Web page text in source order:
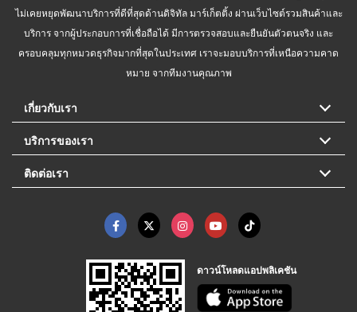
ไม่เคยหยุดพัฒนาบริการที่ดีที่สุดด้านดิจิทัล มาร์เก็ตติ้ง ผ่านเว็บไซต์รวมสินค้าและ
บริการ จากผู้ประกอบการที่เชื่อถือได้ มีการตรวจสอบและยืนยันตัวตนจริง และ
ครอบคลุมทุกหมวดธุรกิจมากที่สุดในประเทศ เราจะมอบบริการที่เหนือความคาด
หมาย จากทีมงานคุณภาพ
เกี่ยวกับเรา
บริการของเรา
ติดต่อเรา
ดาวน์โหลดแอปพลิเคชัน